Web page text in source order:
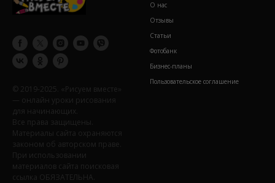
© 2019-2025. «Рисуем вместе»
— онлайн уроки рисования
для начинающих.
Все права защищены.
Материалы сайта охраняются
законом об авторском праве.
При использовании
материалов сайта поисковая
ссылка ОБЯЗАТЕЛЬНА.
О нас
Отзывы
Статьи
Фотобанк
Бизнес-планы
Пользовательское соглашение